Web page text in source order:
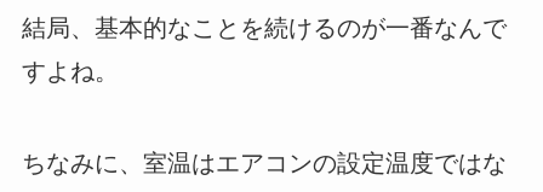
結局、基本的なことを続けるのが一番なんで
すよね。
ちなみに、室温はエアコンの設定温度ではな